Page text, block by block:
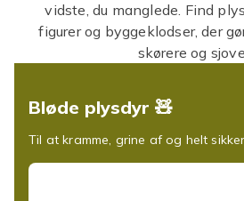
vidste, du manglede. Find
figurer og byggeklodser, der
skørere og
Bløde plysdyr 🧸
Til at kramme, grine af og helt